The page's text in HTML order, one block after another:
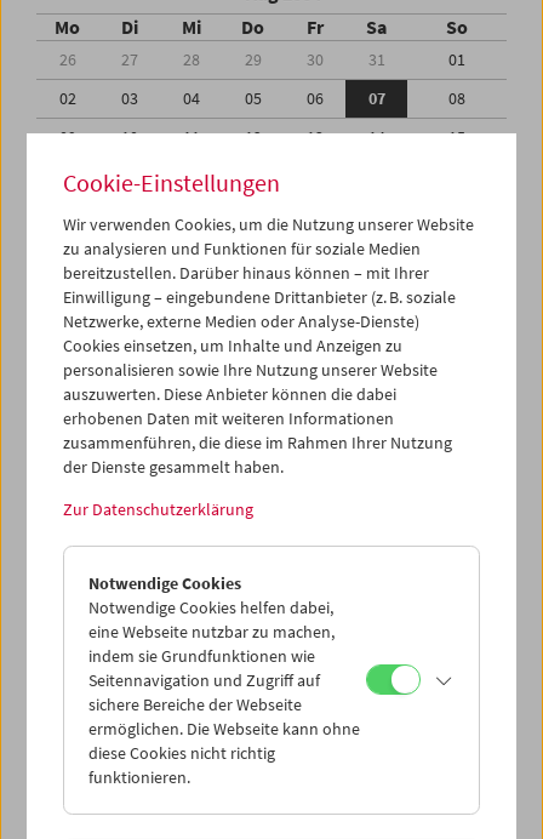
Mo Di Mi Do Fr Sa So
26 27 28 29 30 31
01
02
03 04 05 06 07
08
09
10 11 12 13 14
15
16
17 18 19
23
25 27
29
30
31 01 02 03 04
iCalender
Programmheft-PDF
English language or subtitles
< Vorherige Woche
Mo 2.8.
Di 3.8.
Mi 4.8.
Do 5.8.
Cookie-Einstellungen
Wir verwenden Cookies, um die Nutzung unserer Website
zu analysieren und Funktionen für soziale Medien
bereitzustellen. Darüber hinaus können – mit Ihrer
Einwilligung – eingebundene Drittanbieter (z. B. soziale
Netzwerke, externe Medien oder Analyse-Dienste)
Cookies einsetzen, um Inhalte und Anzeigen zu
personalisieren sowie Ihre Nutzung unserer Website
auszuwerten. Diese Anbieter können die dabei
erhobenen Daten mit weiteren Informationen
zusammenführen, die diese im Rahmen Ihrer Nutzung
der Dienste gesammelt haben.
Zur Datenschutzerklärung
Notwendige Cookies
Notwendige Cookies helfen dabei,
eine Webseite nutzbar zu machen,
indem sie Grundfunktionen wie
Seitennavigation und Zugriff auf
sichere Bereiche der Webseite
ermöglichen. Die Webseite kann ohne
diese Cookies nicht richtig
funktionieren.